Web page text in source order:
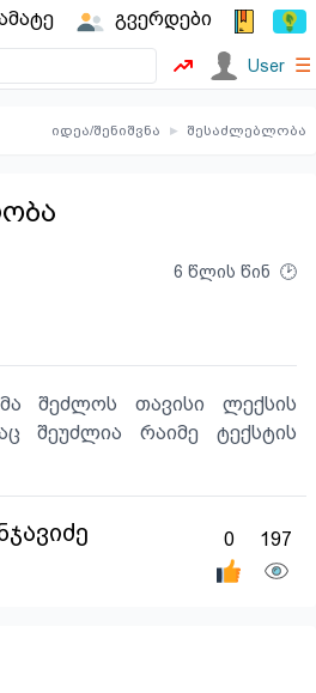
გვერდები
User ☰
იდეა/შენიშვნა ▸ შესაძლებლობა
6 წლის წინ
შეძლოს თავისი ლექსის
შეუძლია რაიმე ტექსტის
0 197